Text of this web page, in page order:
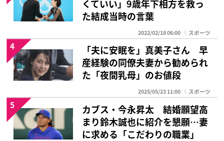
くていい」9歳年下相方を救っ
た結成当時の言葉
2022/02/18 06:00 スポーツ
「夫に安眠を」真美子さん 早
産経験の同僚夫妻から勧められ
た「夜間乳母」のお値段
2025/05/23 11:00 スポーツ
4
カブス・今永昇太 結婚願望高
まり鈴木誠也に紹介を懇願…妻
に求める「こだわりの職業」
5